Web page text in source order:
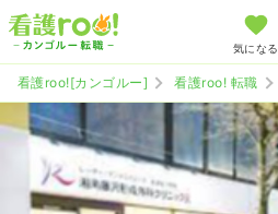
気になる
看護roo![カンゴルー] 看護roo! 転職